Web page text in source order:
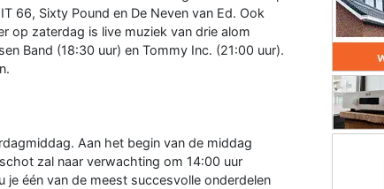
66, Sixty Pound en De Neven van Ed. Ook
op zaterdag is live muziek van drie alom
Band (18:30 uur) en Tommy Inc. (21:00 uur).
Aan het begin van de middag
zal naar verwachting om 14:00 uur
één van de meest succesvolle onderdelen